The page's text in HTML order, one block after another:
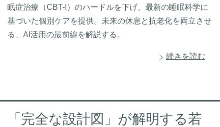
眠症治療（CBT-I）のハードルを下げ、最新の睡眠科学に
基づいた個別ケアを提供。未来の休息と抗老化を両立させ
る、AI活用の最前線を解説する。
続きを読む
「完全な設計図」が解明する若